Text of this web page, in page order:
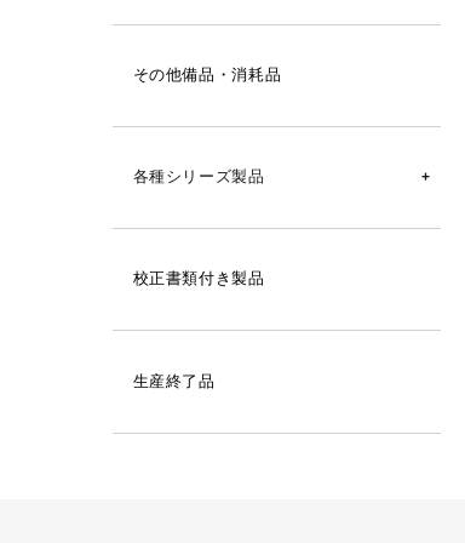
シグマⅡ型温湿度記録計用
シグマⅡ型温度記録計用
シグマⅡ型湿度記録計用
シグマⅡ型気圧記録計用
シグマⅡ型隔測式温度記録計用
シグマミニキューブ温湿度記録計用
シグマミニスター温湿度記録計用
その他備品・消耗品
各種シリーズ製品
SK-270WP
SK-1260
SK-110TRH-B
SK-630PH
校正書類付き製品
生産終了品